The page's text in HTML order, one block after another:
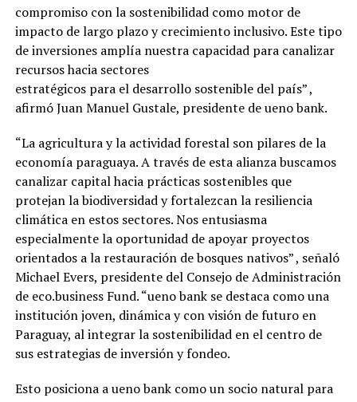
compromiso con la sostenibilidad como motor de
impacto de largo plazo y crecimiento inclusivo. Este tipo
de inversiones amplía nuestra capacidad para canalizar
recursos hacia sectores
estratégicos para el desarrollo sostenible del país” ,
afirmó Juan Manuel Gustale, presidente de ueno bank.
“La agricultura y la actividad forestal son pilares de la
economía paraguaya. A través de esta alianza buscamos
canalizar capital hacia prácticas sostenibles que
protejan la biodiversidad y fortalezcan la resiliencia
climática en estos sectores. Nos entusiasma
especialmente la oportunidad de apoyar proyectos
orientados a la restauración de bosques nativos” , señaló
Michael Evers, presidente del Consejo de Administración
de eco.business Fund. “ueno bank se destaca como una
institución joven, dinámica y con visión de futuro en
Paraguay, al integrar la sostenibilidad en el centro de
sus estrategias de inversión y fondeo.
Esto posiciona a ueno bank como un socio natural para